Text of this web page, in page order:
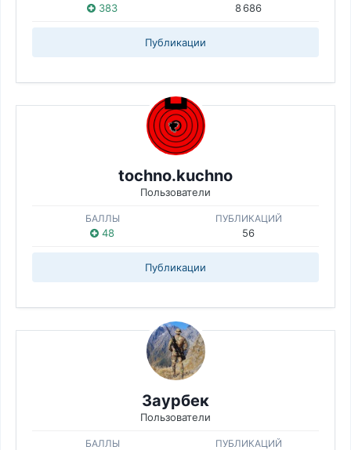
383 8 686
Публикации
tochno.kuchno
Пользователи
БАЛЛЫ
48
ПУБЛИКАЦИЙ
56
Публикации
Заурбек
Пользователи
БАЛЛЫ ПУБЛИКАЦИЙ